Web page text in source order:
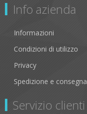
Info azienda
Informazioni
Condizioni di utilizzo
Privacy
Spedizione e consegna
Servizio clienti